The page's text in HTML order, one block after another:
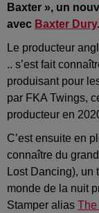
Baxter », un
avec Baxter Dury.
Le producteur
.. s’est fait
produisant pour
par FKA Twings,
producteur en
C’est ensuite en
connaître du
Lost Dancing), un
monde de la nuit
Stamper alias The